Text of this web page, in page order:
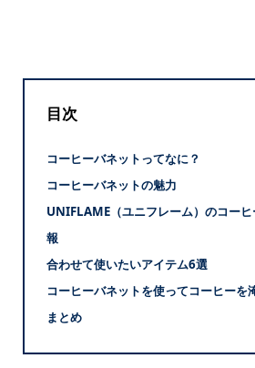
目次
コーヒーバネットってなに？
コーヒーバネットの魅力
UNIFLAME（ユニフレーム）のコー
報
合わせて使いたいアイテム6選
コーヒーバネットを使ってコーヒーを
まとめ